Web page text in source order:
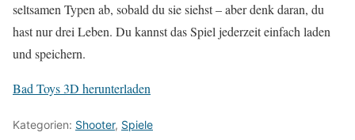
seltsamen Typen ab, sobald du sie siehst – aber denk daran, du
hast nur drei Leben. Du kannst das Spiel jederzeit einfach laden
und speichern.
Bad Toys 3D herunterladen
Kategorien: Shooter, Spiele